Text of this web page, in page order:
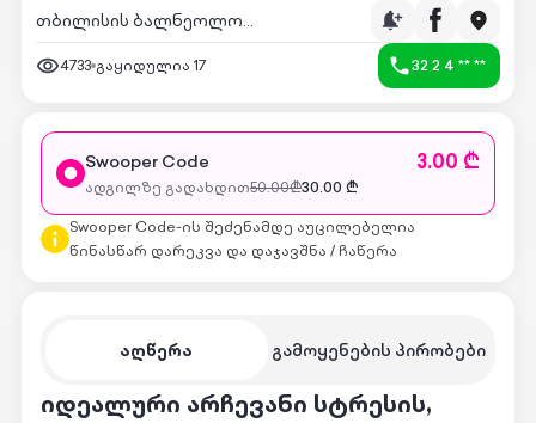
თბილისის ბალნეოლოგიური სპა კურორტი
4733 გაყიდულია 17 32 2 4 ** **
აღწერა გამოყენების პირობები
იდეალური არჩევანი სტრესის,
Swooper Code 3.00 ₾
ადგილზე გადახდით50.00₾30.00 ₾
Swooper Code-ის შეძენამდე აუცილებელია
წინასწარ დარეკვა და დაჯავშნა / ჩაწერა